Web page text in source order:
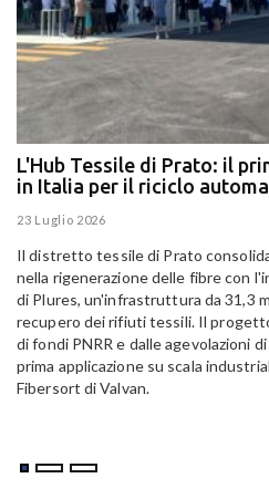
L'Hub Tessile di Prato: il
in Italia per il riciclo
23 Luglio 2026
Il distretto tessile di Prato
nella rigenerazione delle fibre con
di Plures, un'infrastruttura da 31,3
recupero dei rifiuti tessili. Il
di fondi PNRR e dalle agevolazioni
prima applicazione su scala
Fibersort di Valvan.